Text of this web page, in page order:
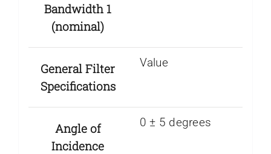
Bandwidth 1
(nominal)
General Filter
Specifications
Value
Angle of
Incidence
0 ± 5 degrees